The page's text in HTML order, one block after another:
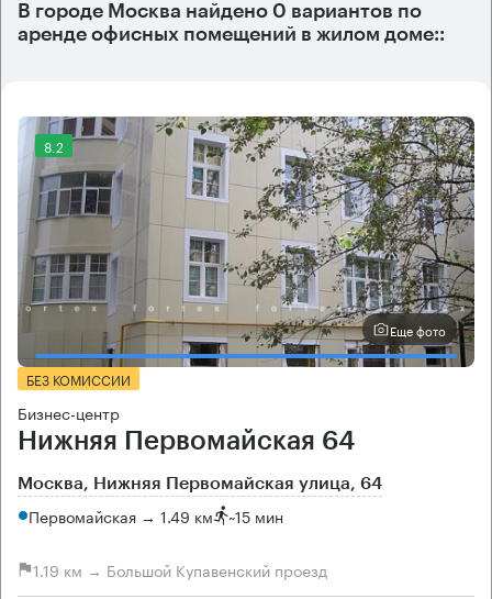
В городе Москва найдено 0 вариантов по
аренде офисных помещений в жилом доме::
8.2
Еще фото
БЕЗ КОМИССИИ
Бизнес-центр
Нижняя Первомайская 64
Москва, Нижняя Первомайская улица, 64
Первомайская → 1.49 км ~15 мин
1.19 км → Большой Купавенский проезд